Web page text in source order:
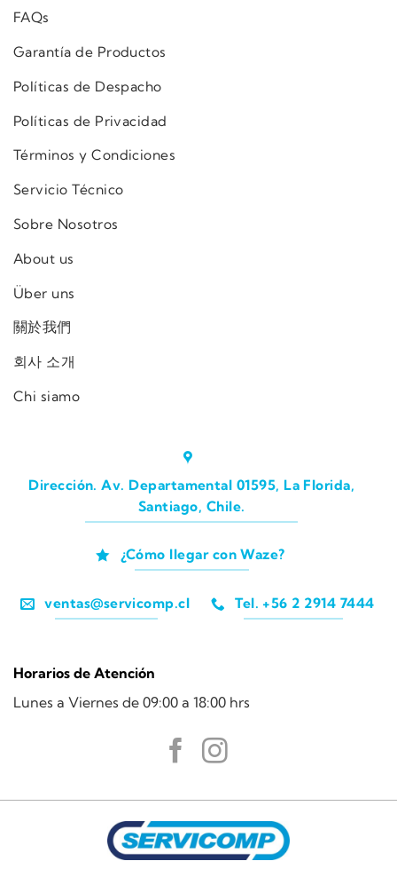
FAQs
Garantía de Productos
Políticas de Despacho
Políticas de Privacidad
Términos y Condiciones
Servicio Técnico
Sobre Nosotros
About us
Über uns
關於我們
회사 소개
Chi siamo
Dirección. Av. Departamental 01595, La Florida,
Santiago, Chile.
¿Cómo llegar con Waze?
ventas@servicomp.cl Tel. +56 2 2914 7444
Horarios de Atención
Lunes a Viernes de 09:00 a 18:00 hrs